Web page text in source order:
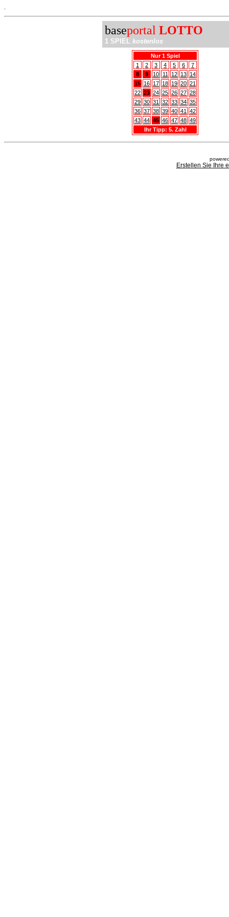
baseportal LOTTO
1 SPIEL kostenlos
Nur 1 Spiel
1
2 3 4 5 6
7
8
9 10 11 12 13 14
15 16 17 18 19 20 21
22 23 24 25 26 27 28
29 30 31 32 33 34 35
36 37 38 39 40 41
42
43 44 45 46 47 48 49
Ihr Tipp: 5. Zahl
Erstellen Sie Ihre